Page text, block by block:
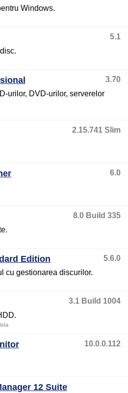
Windows.
5.1
3.70
urilor, DVD-urilor, serverelor
2.15.741 Slim
6.0
8.0 Build 335
Edition
5.6.0
cu gestionarea discurilor.
3.1 Build 1004
10.0.0.112
12 Suite